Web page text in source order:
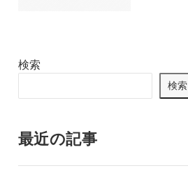
検索
検索
最近の記事